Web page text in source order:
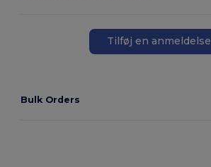
Tilføj en anmeldelse
Bulk Orders